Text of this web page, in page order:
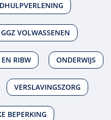
GGZ VOLWASSENEN
RIBW ONDERWIJS
VERSLAVINGSZORG
BEPERKING